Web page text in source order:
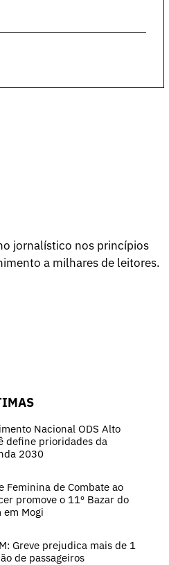
jornalístico nos princípios
a milhares de leitores.
Nacional ODS Alto
define prioridades da
2030
Feminina de Combate ao
promove o 11º Bazar do
em Mogi
Greve prejudica mais de 1
de passageiros